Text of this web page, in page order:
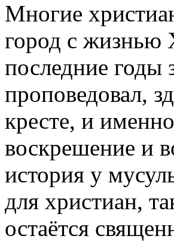
Многие
город с жизнью
последние
проповедовал,
кресте, и
воскрешение и
история у
для христиан,
остаётся